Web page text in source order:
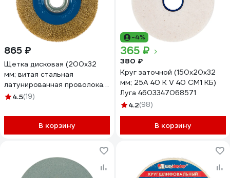
865 ₽
Щетка дисковая (200х32
мм; витая стальная
латунированная проволока
0.3 мм) для точильно-
35186-200_z01
4.5(19)
В корзину
-4%
365 ₽
380 ₽
Круг заточной (150х20х32
мм; 25А 40 K V 40 СМ1 КБ)
Луга 4603347068571
4.2(98)
В корзину